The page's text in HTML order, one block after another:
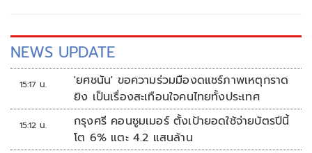
NEWS UPDATE
15:17 น.
'ยศชนัน' ขอความร่วมมืองดแชร์ภาพเหตุกราด
ยิง เป็นเรื่องสะเทือนใจคนไทยทั้งประเทศ
15:12 น.
กรุงศรี คอนซูมเมอร์ ตั้งเป้ายอดใช้จ่ายบัตรปีนี้
โต 6% แตะ 4.2 แสนล้าน